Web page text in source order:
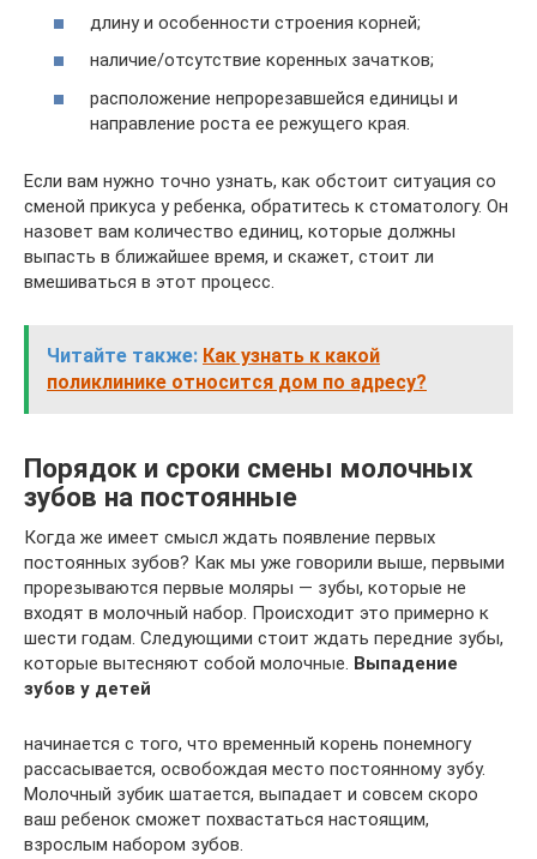
длину и особенности строения корней;
наличие/отсутствие коренных зачатков;
расположение непрорезавшейся единицы и
направление роста ее режущего края.
Если вам нужно точно узнать, как обстоит ситуация со
сменой прикуса у ребенка, обратитесь к стоматологу. Он
назовет вам количество единиц, которые должны
выпасть в ближайшее время, и скажет, стоит ли
вмешиваться в этот процесс.
Читайте также: Как узнать к какой
поликлинике относится дом по адресу?
Порядок и сроки смены молочных
зубов на постоянные
Когда же имеет смысл ждать появление первых
постоянных зубов? Как мы уже говорили выше, первыми
прорезываются первые моляры — зубы, которые не
входят в молочный набор. Происходит это примерно к
шести годам. Следующими стоит ждать передние зубы,
которые вытесняют собой молочные. Выпадение
зубов у детей
начинается с того, что временный корень понемногу
рассасывается, освобождая место постоянному зубу.
Молочный зубик шатается, выпадает и совсем скоро
ваш ребенок сможет похвастаться настоящим,
взрослым набором зубов.